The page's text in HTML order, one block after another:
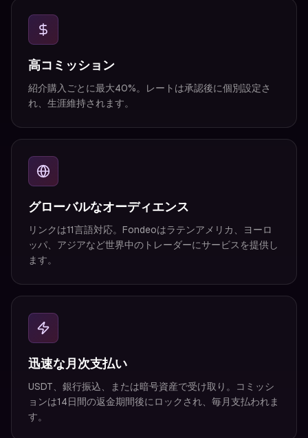
高コミッション
紹介購入ごとに最大40%。レートは承認後に個別設定さ
れ、生涯維持されます。
グローバルなオーディエンス
リンクは11言語対応。Fondeoはラテンアメリカ、ヨーロ
ッパ、アジアなど世界中のトレーダーにサービスを提供し
ます。
迅速な月次支払い
USDT、銀行振込、または暗号資産で受け取り。コミッシ
ョンは14日間の返金期間後にロックされ、毎月支払われま
す。